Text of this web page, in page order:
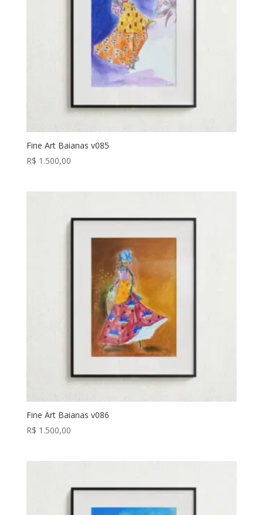
Fine Art Baianas v085
R$ 1.500,00
Fine Art Baianas v086
R$ 1.500,00